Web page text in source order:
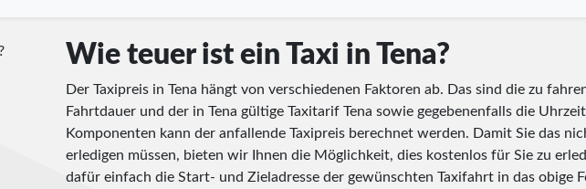
Wie teuer ist ein Taxi in Tena?
Der Taxipreis in Tena hängt von verschiedenen Faktoren ab. Das sind die zu
Fahrtdauer und der in Tena gültige Taxitarif Tena sowie gegebenenfalls die
Komponenten kann der anfallende Taxipreis berechnet werden. Damit Sie das
erledigen müssen, bieten wir Ihnen die Möglichkeit, dies kostenlos für Sie zu
dafür einfach die Start- und Zieladresse der gewünschten Taxifahrt in das obige